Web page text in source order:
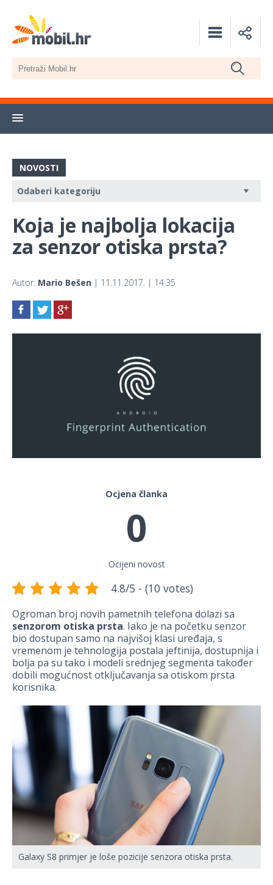
NOVOSTI
Koja je najbolja lokacija
za senzor otiska prsta?
Autor: Mario Bešen | 11.11.2017. | 14:35
Ocjena članka
0
Ocijeni novost
4.8/5 - (10 votes)
Ogroman broj novih pametnih telefona dolazi sa
senzorom otiska prsta. Iako je na početku senzor
bio dostupan samo na najvišoj klasi uređaja, s
vremenom je tehnologija postala jeftinija, dostupnija i
bolja pa su tako i modeli srednjeg segmenta također
dobili mogućnost otključavanja sa otiskom prsta
korisnika.
Galaxy S8 primjer je loše pozicije senzora otiska prsta.